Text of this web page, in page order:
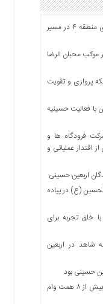
خدمات رسانی موکب محبان الرضای شهرداری منطقه ۴ در مسیر
موکب محبان الرضا
پروازی و تقویت
با فعالیت حسینیه
فرودگاه ها و
اقتدار عملیاتی و
اربعین حسینی
الحسین (ع) در پیاده
خلق تجربه برای
شاهد در اربعین
حسینی بود
در چهار ماه نخست ۱۴۰۵ رقم خورد؛ پرداخت بیش از ۸ همت وام